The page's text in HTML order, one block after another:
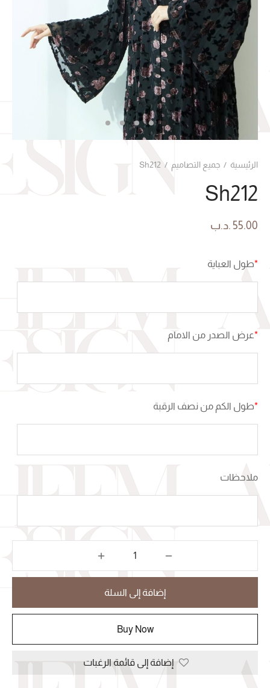
الرئيسية / جميع التصاميم /
Sh212
55.00 .د.ب
*طول العباية
*عرض الصدر من الامام
*طول الكم من نصف الرقبة
ملاحظات
إضافة إلى السلة
Buy Now
إضافة إلى قائمة الرغبات